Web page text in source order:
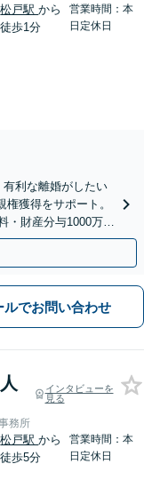
松戸駅から
徒歩1分
営業時間：本
日定休日
有利な離婚がしたい
獲得をサポート。
・財産分与1000万に
ルでお問い合わせ
インタビューを
見る
務所
松戸駅から
徒歩5分
営業時間：本
日定休日